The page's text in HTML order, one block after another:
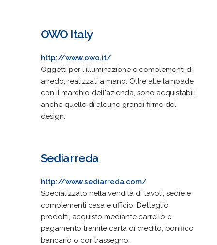
OWO Italy
http://www.owo.it/
Oggetti per l'illuminazione e complementi di
arredo, realizzati a mano. Oltre alle lampade
con il marchio dell'azienda, sono acquistabili
anche quelle di alcune grandi firme del
design.
Sediarreda
http://www.sediarreda.com/
Specializzato nella vendita di tavoli, sedie e
complementi casa e ufficio. Dettaglio
prodotti, acquisto mediante carrello e
pagamento tramite carta di credito, bonifico
bancario o contrassegno.